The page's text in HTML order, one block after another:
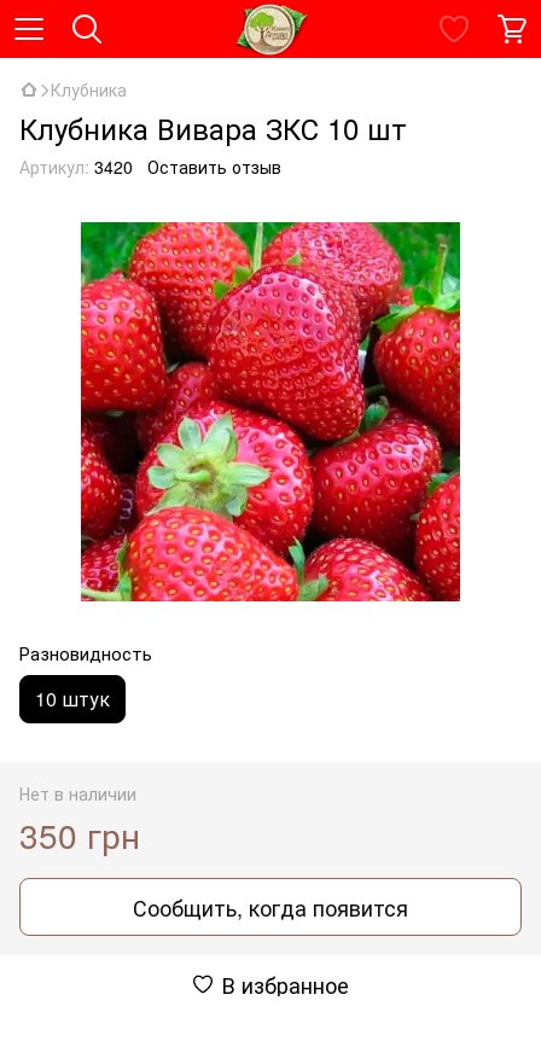
Клубника
Клубника Вивара ЗКС 10 шт
Артикул: 3420 Оставить отзыв
Разновидность
10 штук
Нет в наличии
350 грн
Сообщить, когда появится
В избранное